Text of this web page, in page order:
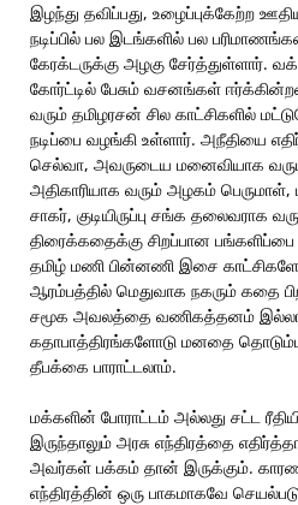
இழந்து தவிப்பது, உழைப்புக்கேற்ற
நடிப்பில் பல இடங்களில் பல
கேரக்டருக்கு அழகு சேர்த்துள்ளார்.
கோர்ட்டில் பேசும் வசனங்கள்
வரும் தமிழரசன் சில காட்சிகளில்
நடிப்பை வழங்கி உள்ளார். அநீதியை
செல்வா, அவருடைய மனைவியாக வரும்
அதிகாரியாக வரும் அழகம்
சாகர், குடியிருப்பு சங்க
திரைக்கதைக்கு சிறப்பான
தமிழ் மணி பின்னணி இசை
ஆரம்பத்தில் மெதுவாக நகரும் கதை
சமூக அவலத்தை வணிகத்தனம்
கதாபாத்திரங்களோடு மனதை
தீபக்கை பாராட்டலாம்.
மக்களின் போராட்டம் அல்லது சட்ட
இருந்தாலும் அரசு எந்திரத்தை
அவர்கள் பக்கம் தான் இருக்கும்.
எந்திரத்தின் ஒரு பாகமாகவே